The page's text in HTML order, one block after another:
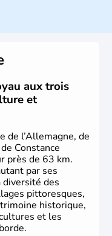
d'habitants.
nombreux artistes :
Freud, Romy
Anton Bruckner,
les plus
aux trois
et
de l’Allemagne, de
Constance
près de 63 km.
par ses
diversité des
pittoresques,
historique,
et les